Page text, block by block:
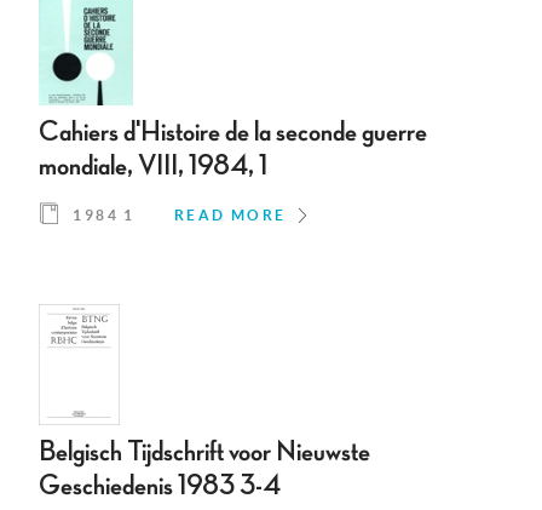
Cahiers d'Histoire de la seconde guerre
mondiale, VIII, 1984, 1
1984 1 READ MORE
Belgisch Tijdschrift voor Nieuwste
Geschiedenis 1983 3-4